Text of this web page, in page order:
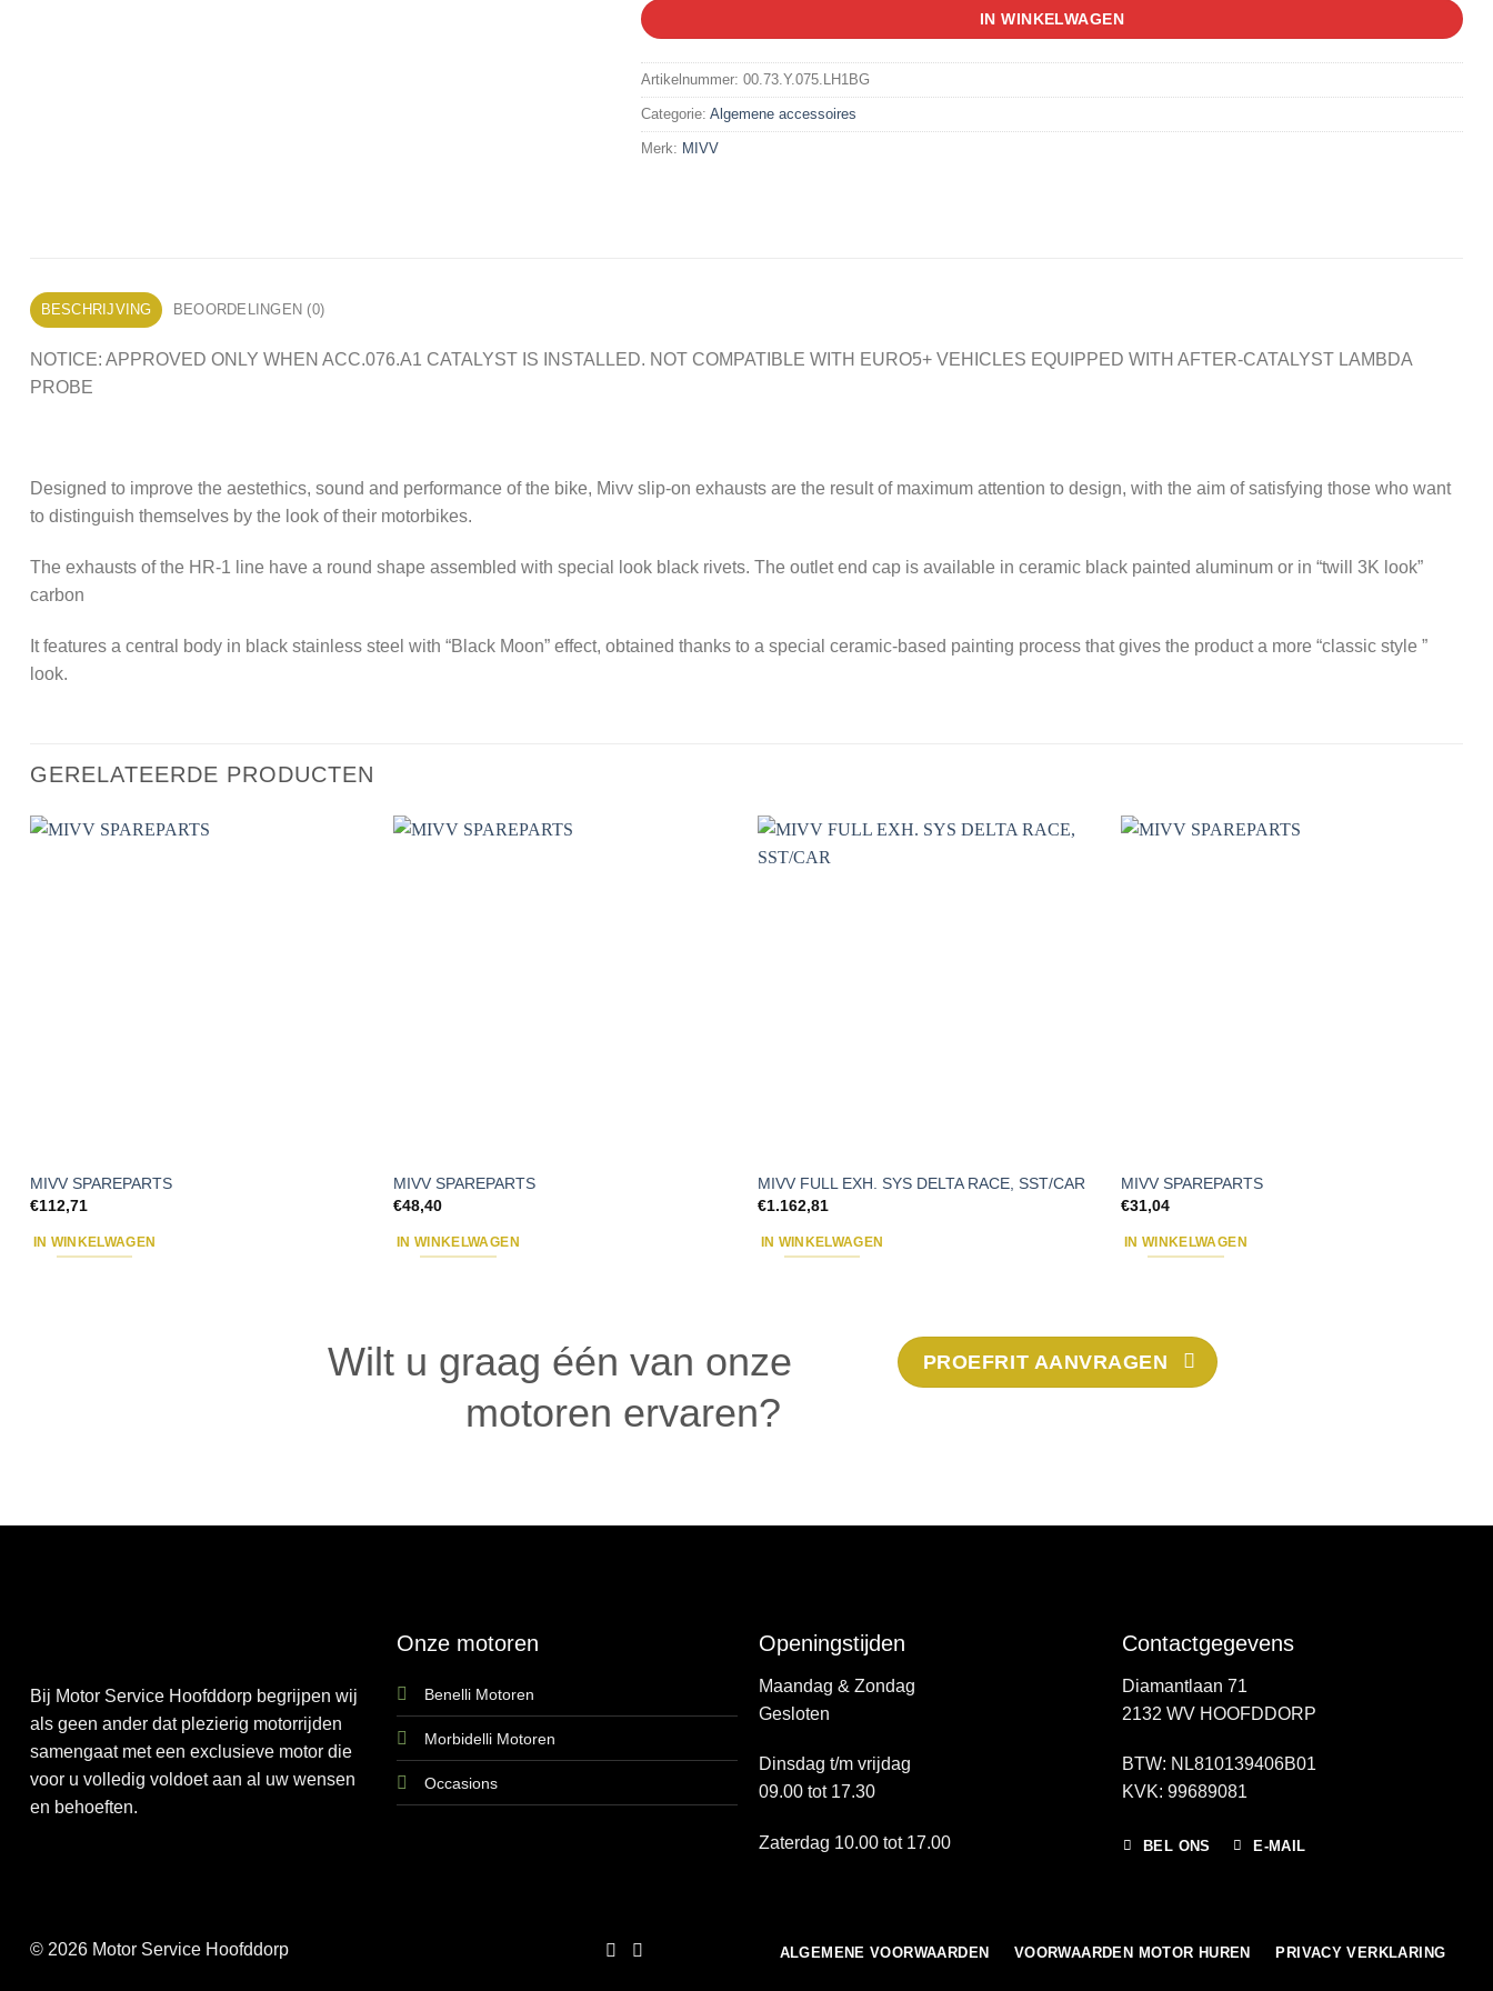
IN WINKELWAGEN
Artikelnummer: 00.73.Y.075.LH1BG
Categorie: Algemene accessoires
Merk: MIVV
BESCHRIJVING BEOORDELINGEN (0)
NOTICE: APPROVED ONLY WHEN ACC.076.A1 CATALYST IS INSTALLED. NOT COMPATIBLE WITH EURO5+ VEHICLES EQUIPPED WITH AFTER-CATALYST LAMBDA
PROBE
Designed to improve the aestethics, sound and performance of the bike, Mivv slip-on exhausts are the result of maximum attention to design, with the aim of satisfying those who want
to distinguish themselves by the look of their motorbikes.
The exhausts of the HR-1 line have a round shape assembled with special look black rivets. The outlet end cap is available in ceramic black painted aluminum or in “twill 3K look”
carbon
It features a central body in black stainless steel with “Black Moon” effect, obtained thanks to a special ceramic-based painting process that gives the product a more “classic style ”
look.
GERELATEERDE PRODUCTEN
MIVV SPAREPARTS
€112,71
IN WINKELWAGEN
MIVV SPAREPARTS
€48,40
IN WINKELWAGEN
MIVV FULL EXH. SYS DELTA RACE, SST/CAR
€1.162,81
IN WINKELWAGEN
MIVV SPAREPARTS
€31,04
IN WINKELWAGEN
Wilt u graag één van onze
motoren ervaren?
PROEFRIT AANVRAGEN
Bij Motor Service Hoofddorp begrijpen wij
als geen ander dat plezierig motorrijden
samengaat met een exclusieve motor die
voor u volledig voldoet aan al uw wensen
en behoeften.
Onze motoren
Benelli Motoren
Morbidelli Motoren
Occasions
Openingstijden
Maandag & Zondag
Gesloten
Dinsdag t/m vrijdag
09.00 tot 17.30
Zaterdag 10.00 tot 17.00
Contactgegevens
Diamantlaan 71
2132 WV HOOFDDORP
BTW: NL810139406B01
KVK: 99689081
BEL ONS E-MAIL
© 2026 Motor Service Hoofddorp ALGEMENE VOORWAARDEN VOORWAARDEN MOTOR HUREN PRIVACY VERKLARING